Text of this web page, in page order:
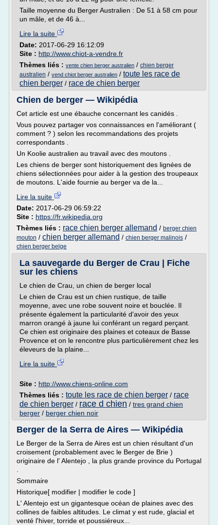
Taille moyenne du Berger Australien : De 51 à 58 cm pour
un mâle, et de 46 à...
Lire la suite
Date: 2017-06-29 16:12:09
Site : http://www.chiot-a-vendre.fr
Thèmes liés : vente chien berger australien / chien berger
australien / vend chiot berger australien / toute les race de
chien berger / race de chien berger
Chien de berger — Wikipédia
Cet article est une ébauche concernant les canidés .
Vous pouvez partager vos connaissances en l'améliorant (
comment ? ) selon les recommandations des projets
correspondants .
Un Koolie australien au travail avec des moutons .
Les chiens de berger sont historiquement des lignées de
chiens sélectionnées pour aider à la gestion des troupeaux
de moutons. L'aide fournie au berger va de la...
Lire la suite
Date: 2017-06-29 06:59:22
Site : https://fr.wikipedia.org
Thèmes liés : race chien berger allemand / berger chien
mouton / chien berger allemand / chien berger malinois /
chien berger belge
La sauvegarde du Berger de Crau | Fiche
sur les chiens
Le chien de Crau, un chien de berger local
Le chien de Crau est un chien rustique, de taille
moyenne, avec une robe souvent noire et bouclée. Il
présente également la particularité d'avoir des yeux
marron orangé à jaune lui conférant un regard perçant.
Ce chien est originaire des plaines et coteaux de Basse
Provence et on le rencontre plus particulièrement chez les
éleveurs de la plaine...
Lire la suite
Site : http://www.chiens-online.com
Thèmes liés : toute les race de chien berger / race
de chien berger / race d chien / tres grand chien
berger / berger chien noir
Berger de la Serra de Aires — Wikipédia
Le Berger de la Serra de Aires est un chien résultant d'un
croisement (probablement avec le Berger de Brie )
originaire de l' Alentejo , la plus grande province du Portugal
Sommaire
Historique[ modifier | modifier le code ]
L' Alentejo est un gigantesque océan de plaines avec des
collines de faibles altitudes. Le climat y est rude, glacial et
venté l'hiver, torride et poussiéreux...